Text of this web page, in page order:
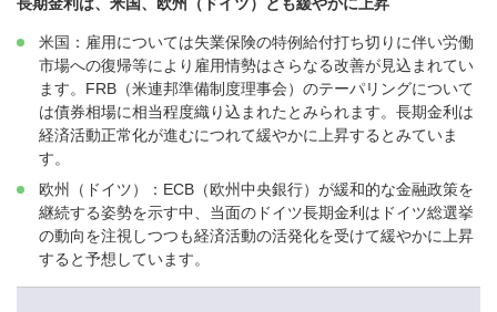
米国：雇用については失業保険の特例給付打ち切りに伴い労働
市場への復帰等により雇用情勢はさらなる改善が見込まれてい
ます。FRB（米連邦準備制度理事会）のテーパリングについて
は債券相場に相当程度織り込まれたとみられます。長期金利は
経済活動正常化が進むにつれて緩やかに上昇するとみていま
す。
欧州（ドイツ）：ECB（欧州中央銀行）が緩和的な金融政策を
継続する姿勢を示す中、当面のドイツ長期金利はドイツ総選挙
の動向を注視しつつも経済活動の活発化を受けて緩やかに上昇
すると予想しています。